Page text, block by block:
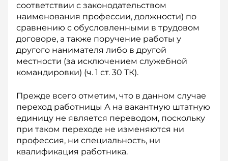
соответствии с законодательством
наименования про­фессии, должности) по
сравнению с обусловленными в трудовом
договоре, а также поручение работы у
другого нанимателя либо в другой
местности (за исключением служебной
командировки) (ч. 1 ст. 30 ТК).
Прежде всего отметим, что в дан­ном случае
переход работницы А на вакантную штатную
единицу не является переводом, поскольку
при таком переходе не изменяются ни
профессия, ни специальность, ни
квалификация работника.